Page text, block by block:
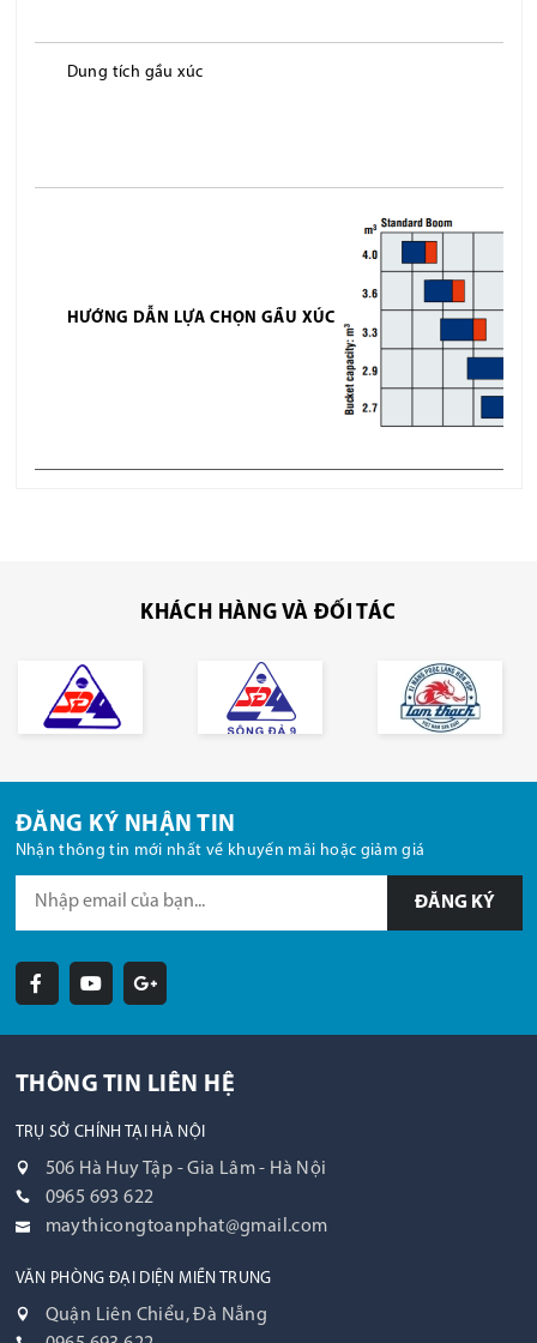
Dung tích gầu xúc
HƯỚNG DẪN LỰA CHỌN GẦU XÚC
KHÁCH HÀNG VÀ ĐỐI TÁC
ĐĂNG KÝ NHẬN TIN
Nhận thông tin mới nhất về khuyến mãi hoặc giảm giá
ĐĂNG KÝ
THÔNG TIN LIÊN HỆ
TRỤ SỞ CHÍNH TẠI HÀ NỘI
506 Hà Huy Tập - Gia Lâm - Hà Nội
0965 693 622
maythicongtoanphat@gmail.com
VĂN PHÒNG ĐẠI DIỆN MIỀN TRUNG
Quận Liên Chiểu, Đà Nẵng